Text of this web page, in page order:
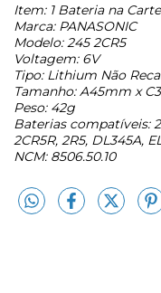
Item: 1 Bateria na
Marca: PANASONIC
Modelo: 245 2CR5
Voltagem: 6V
Tipo: Lithium Não
Tamanho: A45mm x
Peso: 42g
Baterias compatíveis:
2CR5R, 2R5, DL345A,
NCM: 8506.50.10